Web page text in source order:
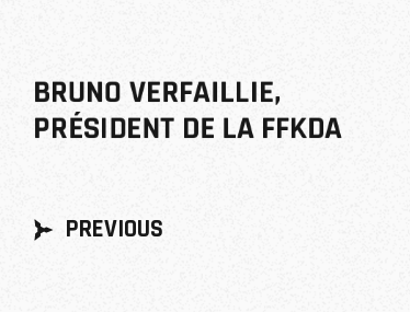
BRUNO VERFAILLIE,
PRÉSIDENT DE LA FFKDA
PREVIOUS